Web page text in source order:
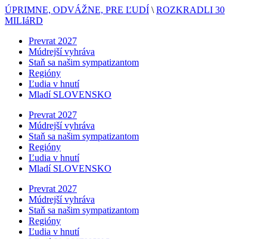
ÚPRIMNE, ODVÁŽNE, PRE ĽUDÍ \ ROZKRADLI 30
MILIáRD
Prevrat 2027
Múdrejší vyhráva
Staň sa našim sympatizantom
Regióny
Ľudia v hnutí
Mladí SLOVENSKO
Prevrat 2027
Múdrejší vyhráva
Staň sa našim sympatizantom
Regióny
Ľudia v hnutí
Mladí SLOVENSKO
Prevrat 2027
Múdrejší vyhráva
Staň sa našim sympatizantom
Regióny
Ľudia v hnutí